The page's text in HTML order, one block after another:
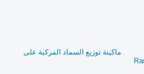
ماكينة توزيع السماد المركبة على